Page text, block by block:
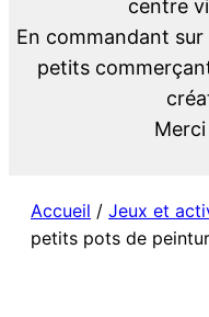
centre
En commandant
petits
Accueil / Jeux et
petits pots de